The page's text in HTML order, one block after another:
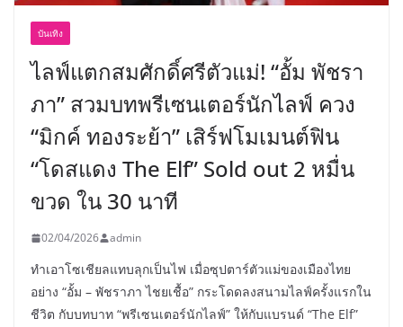
บันเทิง
ไลฟ์แตกสมศักดิ์ศรีตัวแม่! “อั้ม พัชรา
ภา” สวมบทพรีเซนเตอร์นักไลฟ์ ควง
“มิกค์ ทองระย้า” เสิร์ฟโมเมนต์ฟิน
“โดสแดง The Elf” Sold out 2 หมื่น
ขวด ใน 30 นาที
02/04/2026 admin
ทำเอาโซเชียลแทบลุกเป็นไฟ เมื่อซุปตาร์ตัวแม่ของเมืองไทย
อย่าง “อั้ม – พัชราภา ไชยเชื้อ” กระโดดลงสนามไลฟ์ครั้งแรกใน
ชีวิต กับบทบาท “พรีเซนเตอร์นักไลฟ์” ให้กับแบรนด์ “The Elf”